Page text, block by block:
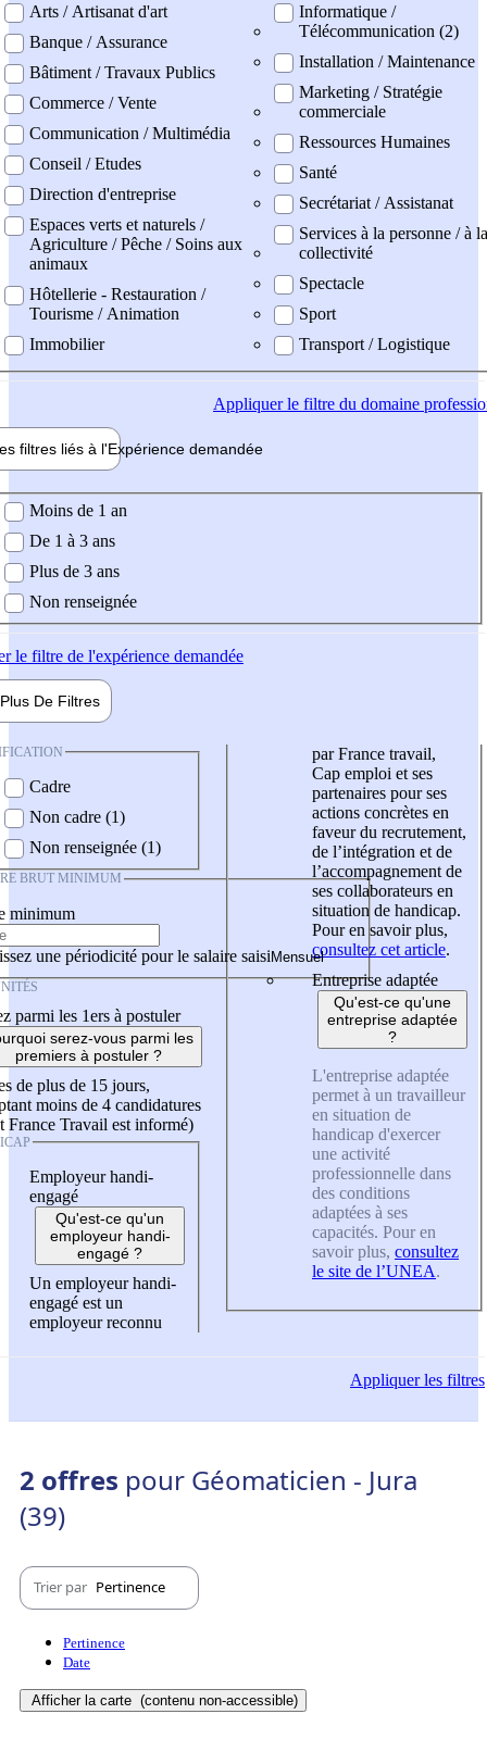
Arts / Artisanat d'art
Banque / Assurance
Bâtiment / Travaux Publics
Commerce / Vente
Communication / Multimédia
Conseil / Etudes
Direction d'entreprise
Espaces verts et naturels /
Agriculture / Pêche / Soins aux
animaux
Hôtellerie - Restauration /
Tourisme / Animation
Immobilier
Informatique /
Télécommunication (2)
Installation / Maintenance
Marketing / Stratégie
commerciale
Ressources Humaines
Santé
Secrétariat / Assistanat
Services à la personne / à la
collectivité
Spectacle
Sport
Transport / Logistique
Appliquerle filtre du domaine
filtres liés à l'Expérience demandée
demandée
Moins de 1 an
De 1 à 3 ans
Plus de 3 ans
Non renseignée
le filtre de l'expérience demandée
Plus De Filtres
Cadre
Non cadre (1)
Non renseignée (1)
BRUT MINIMUM
minimum
une périodicité pour le salaire saisi
parmi les 1ers à postuler
serez-vous parmi les
premiers à postuler ?
de plus de 15 jours,
moins de 4 candidatures
France Travail est informé)
Employeur handi-
engagé
Qu'est-ce qu'un
employeur handi-
engagé ?
Un employeur handi-
engagé est un
employeur reconnu
par France travail,
Cap emploi et ses
partenaires pour ses
actions concrètes en
faveur du recrutement,
de l’intégration et de
l’accompagnement de
ses collaborateurs en
situation de handicap.
Pour en savoir plus,
consultez cet article.
Entreprise adaptée
Qu'est-ce qu'une
entreprise adaptée
?
L'entreprise adaptée
permet à un travailleur
en situation de
handicap d'exercer
une activité
professionnelle dans
des conditions
adaptées à ses
capacités. Pour en
savoir plus, consultez
le site de l’UNEA.
Appliquerles filtres
2 offres pour Géomaticien - Jura
(39)
Trier par Pertinence
Pertinence
Date
Afficher la carte (contenu non-accessible)